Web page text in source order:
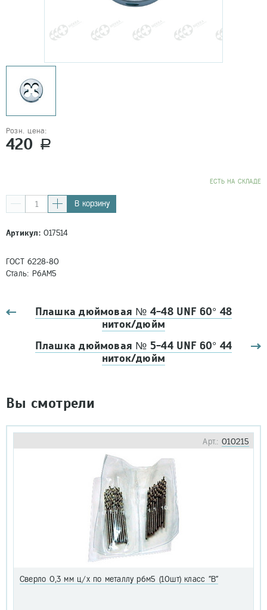
Розн. цена:
420 a
EСТЬ НА СКЛАДЕ
В корзину
Артикул:017514
ГОСТ 6228-80
Сталь: Р6АМ5
Плашка дюймовая № 4-48 UNF 60° 48
ниток/дюйм
Плашка дюймовая № 5-44 UNF 60° 44
ниток/дюйм
Вы смотрели
Арт.: 010215
Сверло 0,3 мм ц/х по металлу р6м5 (10шт) класс "В"